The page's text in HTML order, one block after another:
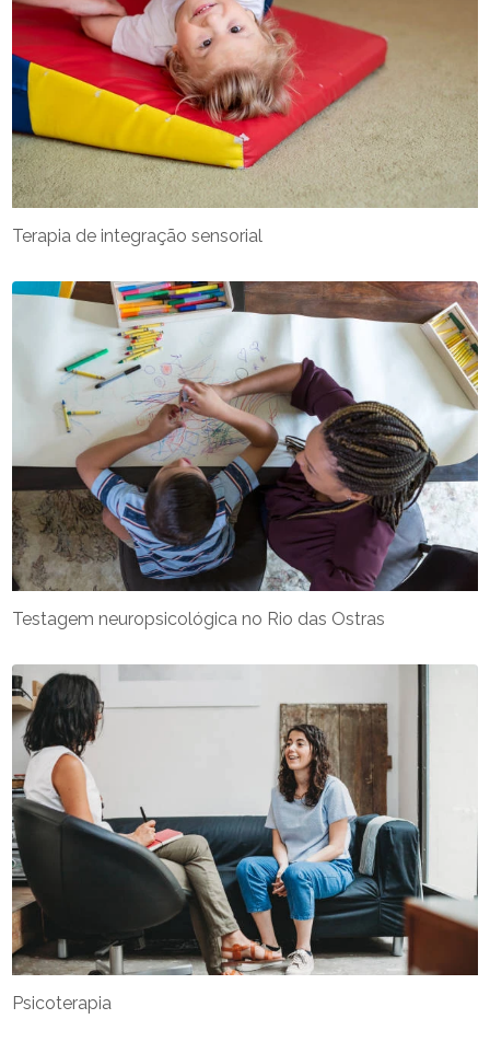
Terapia de integração sensorial
Testagem neuropsicológica no Rio das Ostras
Psicoterapia